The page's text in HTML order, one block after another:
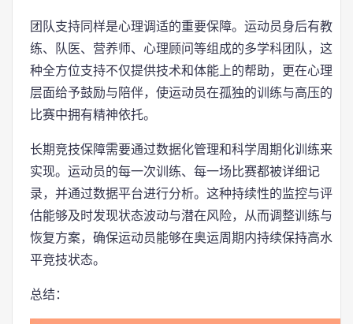
团队支持同样是心理调适的重要保障。运动员身后有教
练、队医、营养师、心理顾问等组成的多学科团队，这
种全方位支持不仅提供技术和体能上的帮助，更在心理
层面给予鼓励与陪伴，使运动员在孤独的训练与高压的
比赛中拥有精神依托。
长期竞技保障需要通过数据化管理和科学周期化训练来
实现。运动员的每一次训练、每一场比赛都被详细记
录，并通过数据平台进行分析。这种持续性的监控与评
估能够及时发现状态波动与潜在风险，从而调整训练与
恢复方案，确保运动员能够在奥运周期内持续保持高水
平竞技状态。
总结：